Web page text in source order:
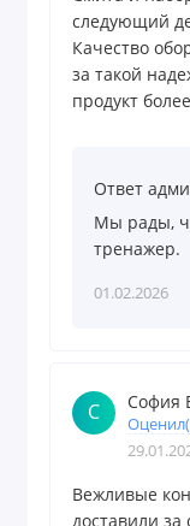
следующий
Качество
за такой
продукт
Ответ
Мы рады,
тренажер.
01.02.2026
С София
Вежливые
доставили за